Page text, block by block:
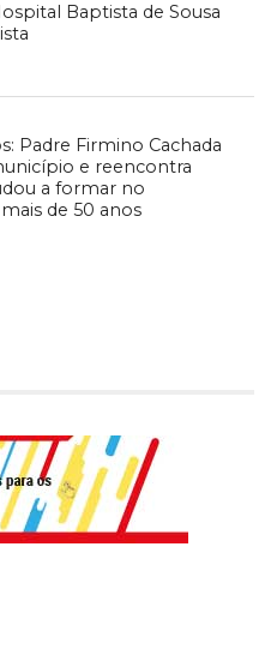
Baptista de Sousa
Padre Firmino Cachada
e reencontra
a formar no
de 50 anos